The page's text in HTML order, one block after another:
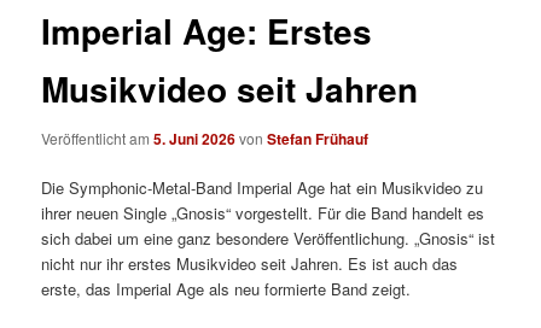
Imperial Age: Erstes
Musikvideo seit Jahren
Veröffentlicht am5. Juni 2026vonStefan Frühauf
Die Symphonic-Metal-Band Imperial Age hat ein Musikvideo zu
ihrer neuen Single „Gnosis“ vorgestellt. Für die Band handelt es
sich dabei um eine ganz besondere Veröffentlichung. „Gnosis“ ist
nicht nur ihr erstes Musikvideo seit Jahren. Es ist auch das
erste, das Imperial Age als neu formierte Band zeigt.